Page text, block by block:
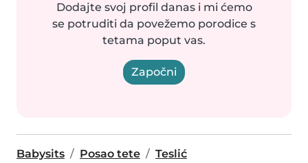
Dodajte svoj profil danas i mi ćemo
se potruditi da povežemo porodice s
tetama poput vas.
Započni
Babysits Posao tete Teslić